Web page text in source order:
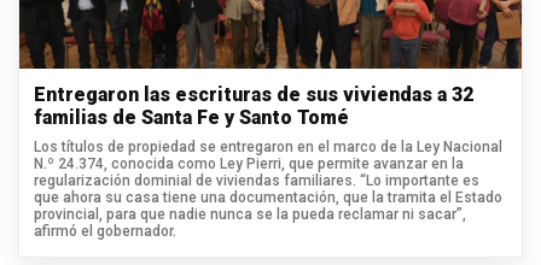
Entregaron las escrituras de sus viviendas a 32
familias de Santa Fe y Santo Tomé
Los títulos de propiedad se entregaron en el marco de la Ley Nacional
N.º 24.374, conocida como Ley Pierri, que permite avanzar en la
regularización dominial de viviendas familiares. “Lo importante es
que ahora su casa tiene una documentación, que la tramita el Estado
provincial, para que nadie nunca se la pueda reclamar ni sacar”,
afirmó el gobernador.